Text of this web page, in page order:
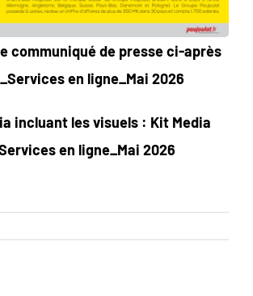
communiqué de presse ci-après
en ligne_Mai 2026
incluant les visuels : Kit Media
en ligne_Mai 2026